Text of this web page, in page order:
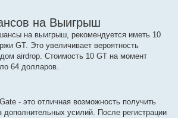
на Выигрыш
на выигрыш, рекомендуется иметь 10
GT. Это увеличивает вероятность
airdrop. Стоимость 10 GT на момент
64 долларов.
- это отличная возможность получить
дополнительных усилий. После регистрации